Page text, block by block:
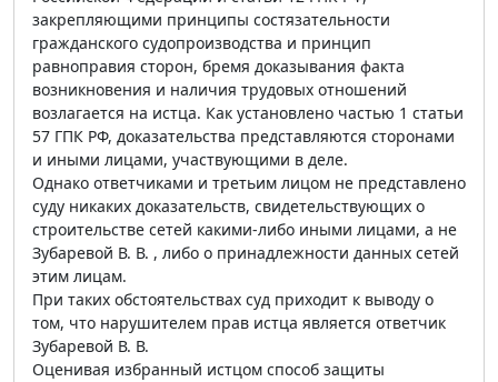
закрепляющими принципы состязательности
гражданского судопроизводства и принцип
равноправия сторон, бремя доказывания факта
возникновения и наличия трудовых отношений
возлагается на истца. Как установлено частью 1 статьи
57 ГПК РФ, доказательства представляются сторонами
и иными лицами, участвующими в деле.
Однако ответчиками и третьим лицом не представлено
суду никаких доказательств, свидетельствующих о
строительстве сетей какими-либо иными лицами, а не
Зубаревой В. В. , либо о принадлежности данных сетей
этим лицам.
При таких обстоятельствах суд приходит к выводу о
том, что нарушителем прав истца является ответчик
Зубаревой В. В.
Оценивая избранный истцом способ защиты